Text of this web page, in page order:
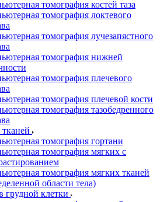
томография костей таза
томография локтевого
томография лучезапястного
томография нижней
томография плечевого
томография плечевой кости
томография тазобедренного
томография гортани
томография мягких с
томография мягких тканей
области тела)
грудной клетки